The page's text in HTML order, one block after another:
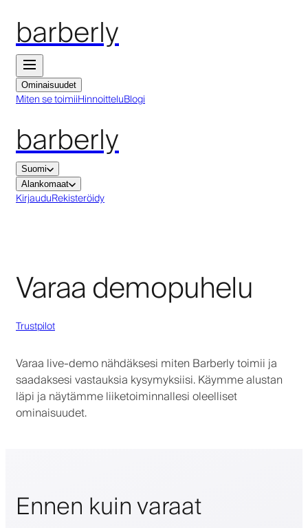
barberly
Ominaisuudet
Miten se toimiiHinnoitteluBlogi
barberly
Suomi
Alankomaat
KirjauduRekisteröidy
Varaa demopuhelu
Trustpilot
Varaa live-demo nähdäksesi miten Barberly toimii ja
saadaksesi vastauksia kysymyksiisi. Käymme alustan
läpi ja näytämme liiketoiminnallesi oleelliset
ominaisuudet.
Ennen kuin varaat